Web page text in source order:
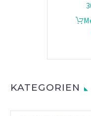
KATEGORIEN